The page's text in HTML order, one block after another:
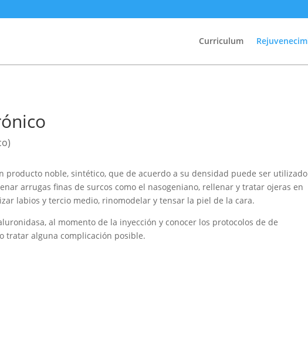
Curriculum
producto noble, sintético, que de acuerdo a su densidad puede ser utilizado
arrugas finas de surcos como el nasogeniano, rellenar y tratar ojeras en
labios y tercio medio, rinomodelar y tensar la piel de la cara.
al momento de la inyección y conocer los protocolos de de
tratar alguna complicación posible.